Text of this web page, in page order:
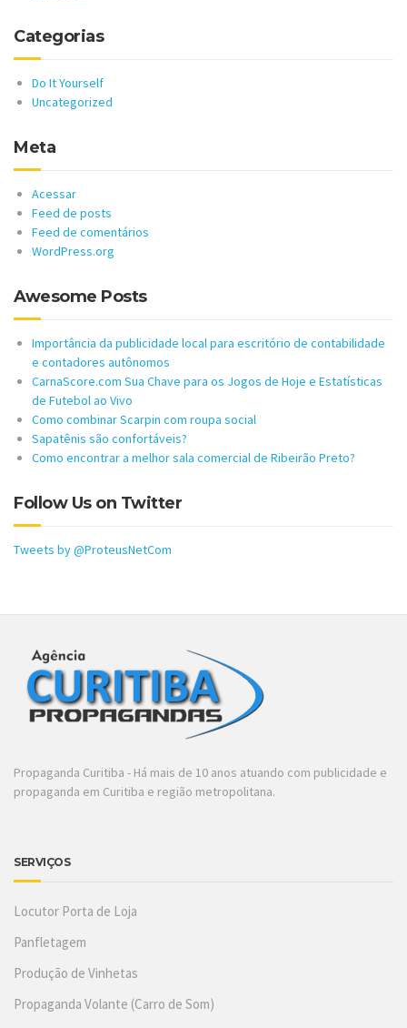
Categorias
Do It Yourself
Uncategorized
Meta
Acessar
Feed de posts
Feed de comentários
WordPress.org
Awesome Posts
Importância da publicidade local para escritório de contabilidade
e contadores autônomos
CarnaScore.com Sua Chave para os Jogos de Hoje e Estatísticas
de Futebol ao Vivo
Como combinar Scarpin com roupa social
Sapatênis são confortáveis?
Como encontrar a melhor sala comercial de Ribeirão Preto?
Follow Us on Twitter
Tweets by @ProteusNetCom
Propaganda Curitiba - Há mais de 10 anos atuando com publicidade e
propaganda em Curitiba e região metropolitana.
SERVIÇOS
Locutor Porta de Loja
Panfletagem
Produção de Vinhetas
Propaganda Volante (Carro de Som)